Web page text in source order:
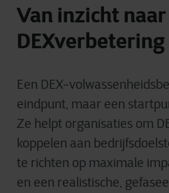
Van inzicht
DEXverbetering
Een DEX-
eindpunt, maar een
Ze helpt organisaties om
koppelen aan
te richten op maximale
en een realistische,